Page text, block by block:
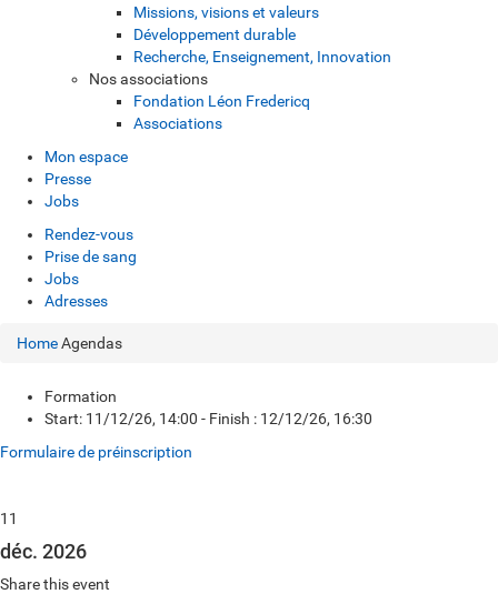
Missions, visions et valeurs
Développement durable
Recherche, Enseignement, Innovation
Nos associations
Fondation Léon Fredericq
Associations
Mon espace
Presse
Jobs
Rendez-vous
Prise de sang
Jobs
Adresses
HomeAgendas
Formation
Start: 11/12/26, 14:00 - Finish : 12/12/26, 16:30
Formulaire de préinscription
11
déc. 2026
Share this event